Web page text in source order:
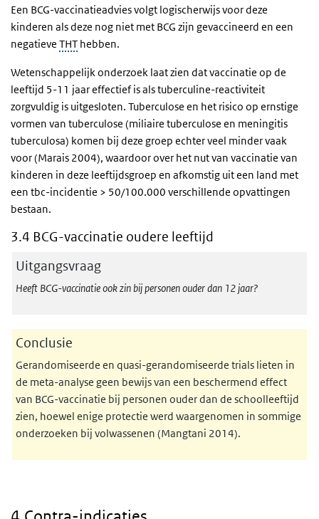
Een BCG-vaccinatieadvies volgt logischerwijs voor deze
kinderen als deze nog niet met BCG zijn gevaccineerd en een
negatieve THT hebben.
Wetenschappelijk onderzoek laat zien dat vaccinatie op de
leeftijd 5-11 jaar effectief is als tuberculine-reactiviteit
zorgvuldig is uitgesloten. Tuberculose en het risico op ernstige
vormen van tuberculose (miliaire tuberculose en meningitis
tuberculosa) komen bij deze groep echter veel minder vaak
voor (Marais 2004), waardoor over het nut van vaccinatie van
kinderen in deze leeftijdsgroep en afkomstig uit een land met
een tbc-incidentie > 50/100.000 verschillende opvattingen
bestaan.
3.4 BCG-vaccinatie oudere leeftijd
Uitgangsvraag
Heeft BCG-vaccinatie ook zin bij personen ouder dan 12 jaar?
Conclusie
Gerandomiseerde en quasi-gerandomiseerde trials lieten in
de meta-analyse geen bewijs van een beschermend effect
van BCG-vaccinatie bij personen ouder dan de schoolleeftijd
zien, hoewel enige protectie werd waargenomen in sommige
onderzoeken bij volwassenen (Mangtani 2014).